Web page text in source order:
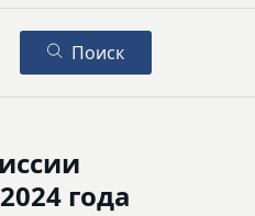
Поиск
года